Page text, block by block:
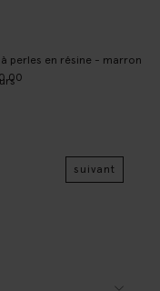
perles en résine - marron
suivant